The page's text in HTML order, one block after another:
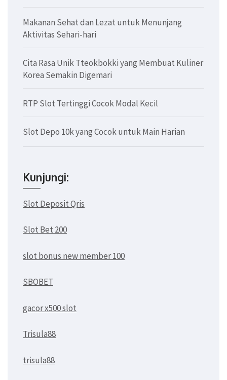
Makanan Sehat dan Lezat untuk Menunjang
Aktivitas Sehari-hari
Cita Rasa Unik Tteokbokki yang Membuat Kuliner
Korea Semakin Digemari
RTP Slot Tertinggi Cocok Modal Kecil
Slot Depo 10k yang Cocok untuk Main Harian
Kunjungi:
Slot Deposit Qris
Slot Bet 200
slot bonus new member 100
SBOBET
gacor x500 slot
Trisula88
trisula88